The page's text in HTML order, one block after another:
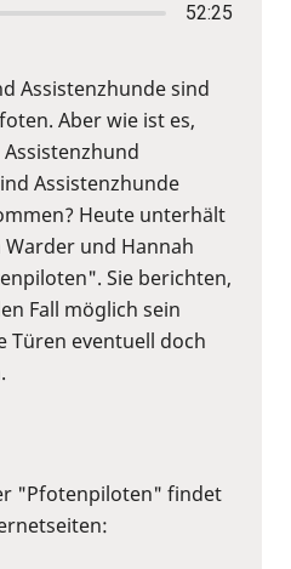
52:25
Assistenzhunde sind
Aber wie ist es,
Assistenzhunde
Heute unterhält
und Hannah
Sie berichten,
Fall möglich sein
Türen eventuell doch
"Pfotenpiloten" findet